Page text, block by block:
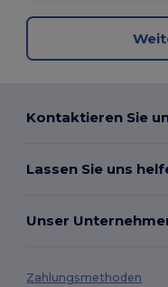
Kontaktieren Sie
Lassen Sie uns
Unser
Zahlungsmethoden